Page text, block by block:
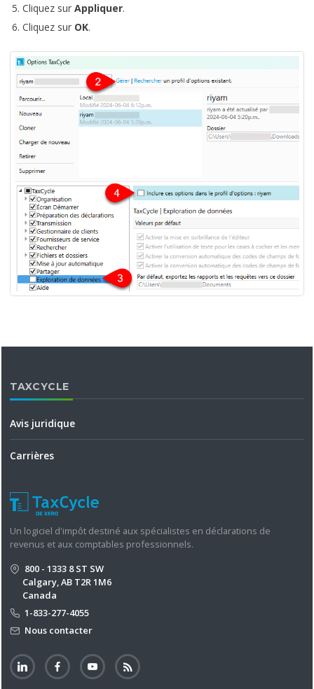
Cliquez sur Appliquer.
Cliquez sur OK.
TAXCYCLE
Avis juridique
Carrières
Un logiciel d'impôt destiné aux spécialistes en déclarations de
revenus et aux comptables professionnels.
800 - 1333 8 ST SW
Calgary, AB T2R 1M6
Canada
1-833-277-4055
Nous contacter